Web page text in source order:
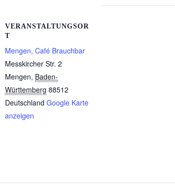
VERANSTALTUNGSOR
T
Mengen, Café Brauchbar
Messkircher Str. 2
Mengen, Baden-
Württemberg 88512
Deutschland Google Karte
anzeigen